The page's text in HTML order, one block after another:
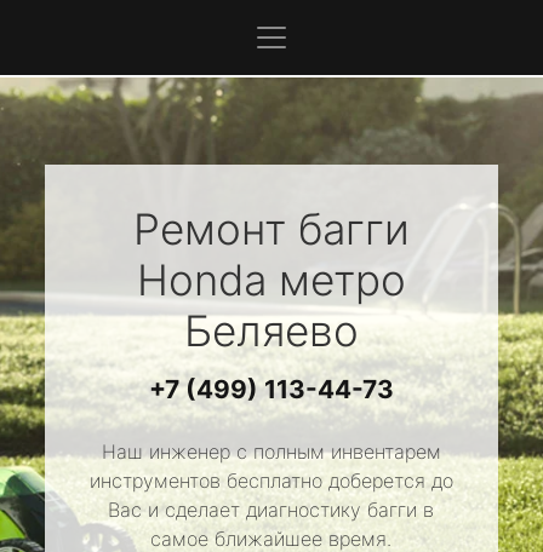
Ремонт багги
Honda метро
Беляево
+7 (499) 113-44-73
Наш инженер с полным инвентарем
инструментов бесплатно доберется до
Вас и сделает диагностику багги в
самое ближайшее время.